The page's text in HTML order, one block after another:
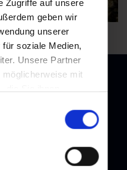
Zugriffe auf unsere
geben wir
unserer
soziale Medien,
Unsere Partner
mit
haben.